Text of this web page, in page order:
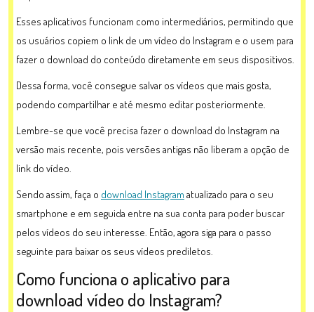
Esses aplicativos funcionam como intermediários, permitindo que
os usuários copiem o link de um vídeo do Instagram e o usem para
fazer o download do conteúdo diretamente em seus dispositivos.
Dessa forma, você consegue salvar os vídeos que mais gosta,
podendo compartilhar e até mesmo editar posteriormente.
Lembre-se que você precisa fazer o download do Instagram na
versão mais recente, pois versões antigas não liberam a opção de
link do vídeo.
Sendo assim, faça o download Instagram atualizado para o seu
smartphone e em seguida entre na sua conta para poder buscar
pelos vídeos do seu interesse. Então, agora siga para o passo
seguinte para baixar os seus vídeos prediletos.
Como funciona o aplicativo para
download vídeo do Instagram?